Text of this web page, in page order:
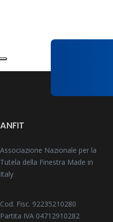
ANFIT
Associazione Nazionale per la
Tutela della Finestra Made in
Italy
Cod. Fisc. 92235210280
Partita IVA 04712910282